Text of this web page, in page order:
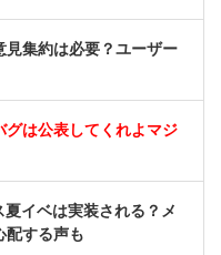
見集約は必要？ユーザー
グは公表してくれよマジ
夏イベは実装される？メ
配する声も